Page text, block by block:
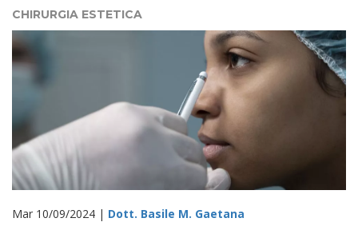
CHIRURGIA ESTETICA
Mar 10/09/2024 | Dott. Basile M. Gaetana